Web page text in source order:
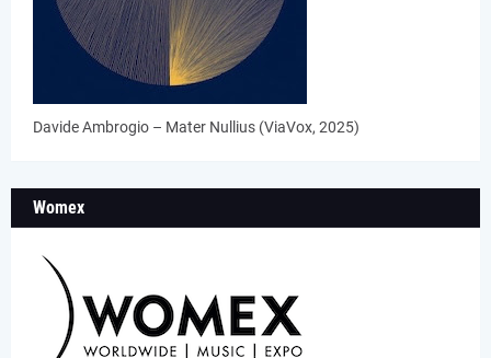
Davide Ambrogio – Mater Nullius (ViaVox, 2025)
Womex